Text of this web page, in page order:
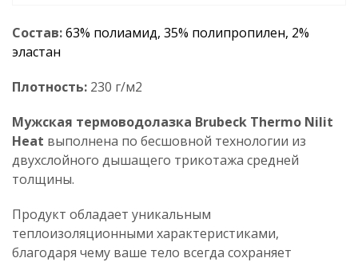
Состав:63% полиамид, 35% полипропилен, 2%
эластан
Плотность: 230 г/м2
Мужская термоводолазка Brubeck Thermo Nilit
Heat выполнена по бесшовной технологии из
двухслойного дышащего трикотажа средней
толщины.
Продукт обладает уникальным
теплоизоляционными характеристиками,
благодаря чему ваше тело всегда сохраняет